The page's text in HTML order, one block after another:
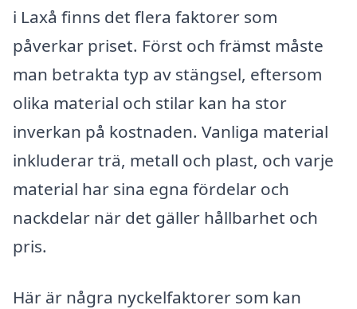
i Laxå finns det flera faktorer som
påverkar priset. Först och främst måste
man betrakta typ av stängsel, eftersom
olika material och stilar kan ha stor
inverkan på kostnaden. Vanliga material
inkluderar trä, metall och plast, och varje
material har sina egna fördelar och
nackdelar när det gäller hållbarhet och
pris.
Här är några nyckelfaktorer som kan